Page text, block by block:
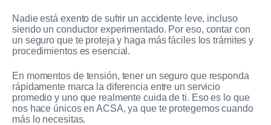
Nadie está exento de sufrir un accidente leve, incluso
siendo un conductor experimentado. Por eso, contar con
un seguro que te proteja y haga más fáciles los trámites y
procedimientos es esencial.
En momentos de tensión, tener un seguro que responda
rápidamente marca la diferencia entre un servicio
promedio y uno que realmente cuida de ti. Eso es lo que
nos hace únicos en ACSA, ya que te protegemos cuando
más lo necesitas.